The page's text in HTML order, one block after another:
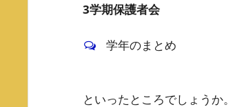
3学期保護者会
学年のまとめ
といったところでしょうか。